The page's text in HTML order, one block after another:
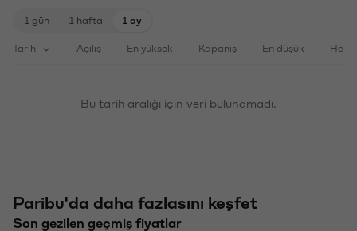
1 gün 1 hafta 1 ay
Tarih Açılış En yüksek Kapanış En düşük
Bu tarih aralığı için veri bulunamadı.
Paribu'da daha fazlasını keşfet
Son gezilen geçmiş fiyatlar